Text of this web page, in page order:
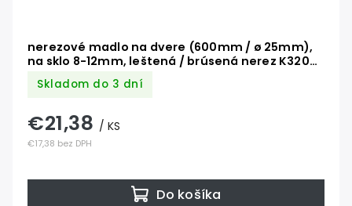
nerezové madlo na dvere (600mm / ø 25mm),
na sklo 8-12mm, leštená / brúsená nerez K320
Skladom do 3 dní
€17,38 bez DPH
€21,38 / KS
Do košíka